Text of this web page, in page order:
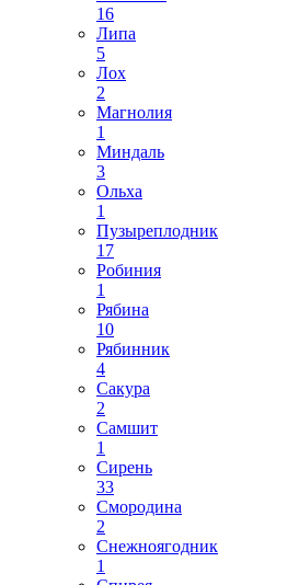
16
Липа
5
Лох
2
Магнолия
1
Миндаль
3
Ольха
1
Пузыреплодник
17
Робиния
1
Рябина
10
Рябинник
4
Сакура
2
Самшит
1
Сирень
33
Смородина
2
Снежноягодник
1